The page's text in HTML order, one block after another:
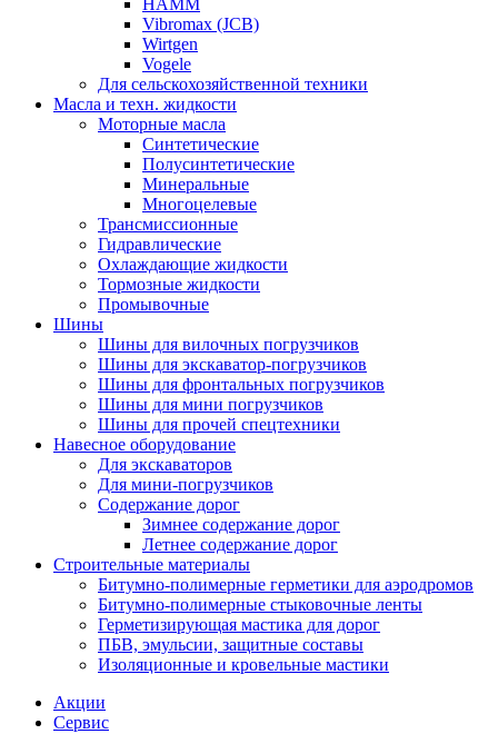
Vibromax (JCB)
Wirtgen
Vogele
Для сельскохозяйственной техники
Масла и техн. жидкости
Моторные масла
Синтетические
Полусинтетические
Минеральные
Многоцелевые
Трансмиссионные
Гидравлические
Охлаждающие жидкости
Тормозные жидкости
Промывочные
Шины
Шины для вилочных погрузчиков
Шины для экскаватор-погрузчиков
Шины для фронтальных погрузчиков
Шины для мини погрузчиков
Шины для прочей спецтехники
Навесное оборудование
Для экскаваторов
Для мини-погрузчиков
Содержание дорог
Зимнее содержание дорог
Летнее содержание дорог
Строительные материалы
Битумно-полимерные герметики для аэродромов
Битумно-полимерные стыковочные ленты
Герметизирующая мастика для дорог
ПБВ, эмульсии, защитные составы
Изоляционные и кровельные мастики
Акции
Сервис